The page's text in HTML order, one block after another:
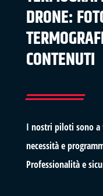
DRONE:
CONTENUTI
I nostri piloti sono a
necessità e
Professionalità e